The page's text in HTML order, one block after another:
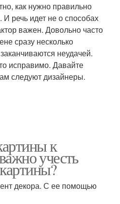
как нужно правильно
речь идет не о способах
важен. Довольно часто
сразу несколько
неудачей.
исправимо. Давайте
следуют дизайнеры.
к
учесть
декора. С ее помощью